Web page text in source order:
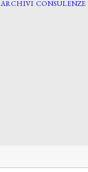
ARCHIVI CONSULENZE